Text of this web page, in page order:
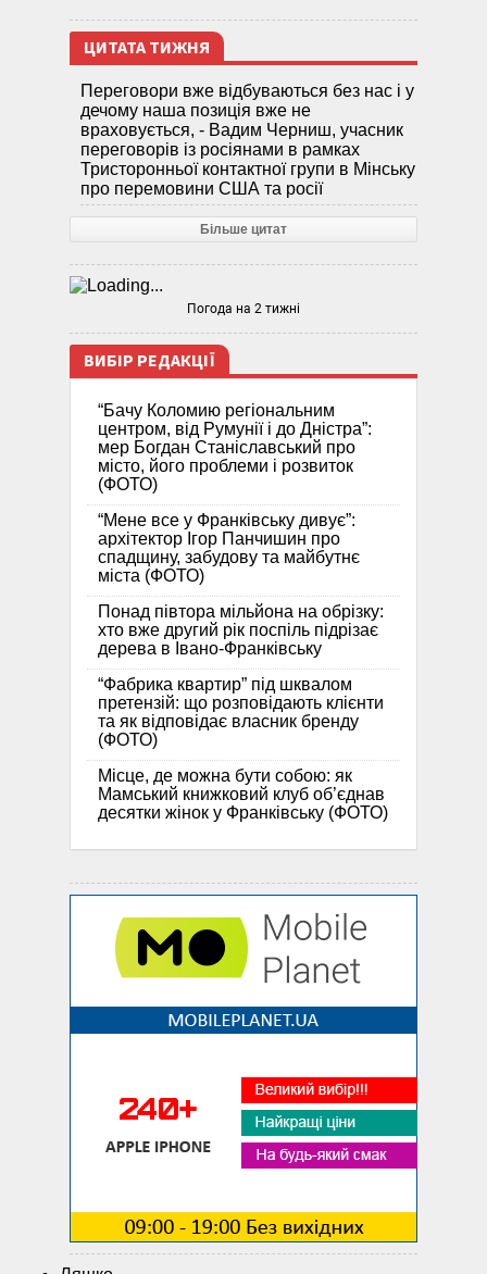
ЦИТАТА ТИЖНЯ
Переговори вже відбуваються без нас і у
дечому наша позиція вже не
враховується, - Вадим Черниш, учасник
переговорів із росіянами в рамках
Тристоронньої контактної групи в Мінську
про перемовини США та росії
Більше цитат
Погода на 2 тижні
ВИБІР РЕДАКЦІЇ
“Бачу Коломию регіональним
центром, від Румунії і до Дністра”:
мер Богдан Станіславський про
місто, його проблеми і розвиток
(ФОТО)
“Мене все у Франківську дивує”:
архітектор Ігор Панчишин про
спадщину, забудову та майбутнє
міста (ФОТО)
Понад півтора мільйона на обрізку:
хто вже другий рік поспіль підрізає
дерева в Івано-Франківську
“Фабрика квартир” під шквалом
претензій: що розповідають клієнти
та як відповідає власник бренду
(ФОТО)
Місце, де можна бути собою: як
Мамський книжковий клуб об’єднав
десятки жінок у Франківську (ФОТО)